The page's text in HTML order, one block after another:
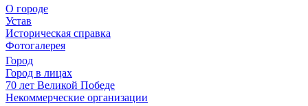
О городе
Устав
Историческая справка
Фотогалерея
Город
Город в лицах
70 лет Великой Победе
Некоммерческие организации